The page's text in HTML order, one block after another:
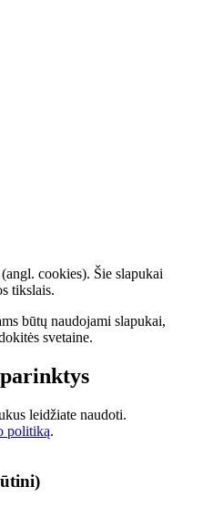
cookies). Šie slapukai
tikslais.
būtų naudojami slapukai,
svetaine.
leidžiate naudoti.
politiką.